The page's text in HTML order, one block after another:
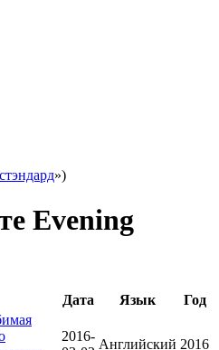
»)
Evening
Дата Язык
Год
2016-
Английский 2016